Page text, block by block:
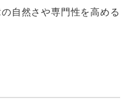
自然さや専門性を高める